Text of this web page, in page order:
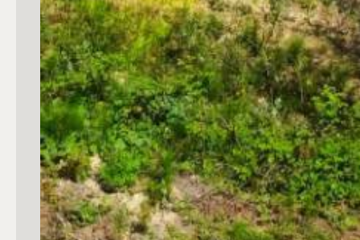
5+
Camere
Qualsiasi
2